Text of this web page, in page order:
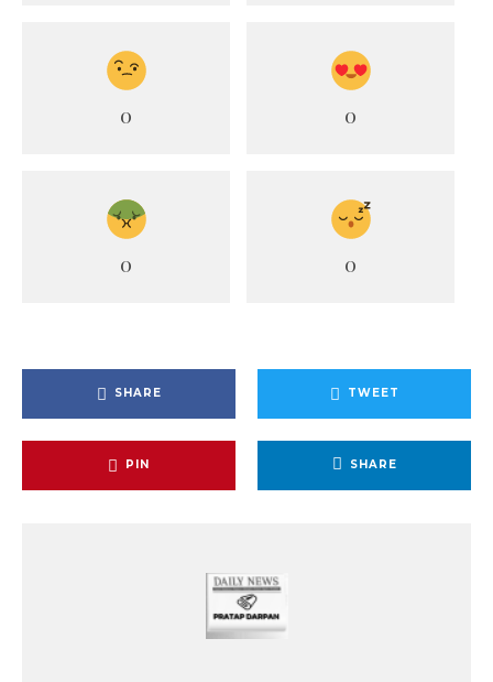
0 0
0 0
SHARE TWEET
PIN SHARE